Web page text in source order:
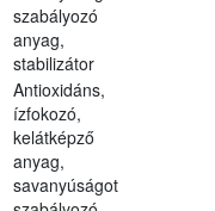
szabályozó
anyag,
stabilizátor
Antioxidáns,
ízfokozó,
kelátképző
anyag,
savanyúságot